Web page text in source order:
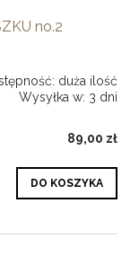
no.2
duża ilość
Wysyłka w: 3 dni
89,00 zł
DO KOSZYKA